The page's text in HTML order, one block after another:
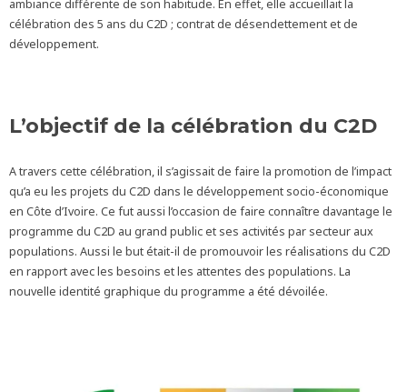
ambiance différente de son habitude. En effet, elle accueillait la
célébration des 5 ans du C2D ; contrat de désendettement et de
développement.
L’objectif de la célébration du C2D
A travers cette célébration, il s’agissait de faire la promotion de l’impact
qu’a eu les projets du C2D dans le développement socio-économique
en Côte d’Ivoire. Ce fut aussi l’occasion de faire connaître davantage le
programme du C2D au grand public et ses activités par secteur aux
populations. Aussi le but était-il de promouvoir les réalisations du C2D
en rapport avec les besoins et les attentes des populations. La
nouvelle identité graphique du programme a été dévoilée.